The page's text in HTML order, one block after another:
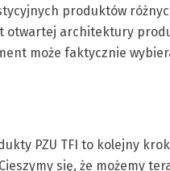
produktów
otwartej architektury
może faktycznie
PZU TFI to kolejny
się, że możemy